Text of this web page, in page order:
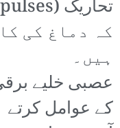
کہ دماغ کی
ہیں۔
عصبی خلیے
کے عوامل